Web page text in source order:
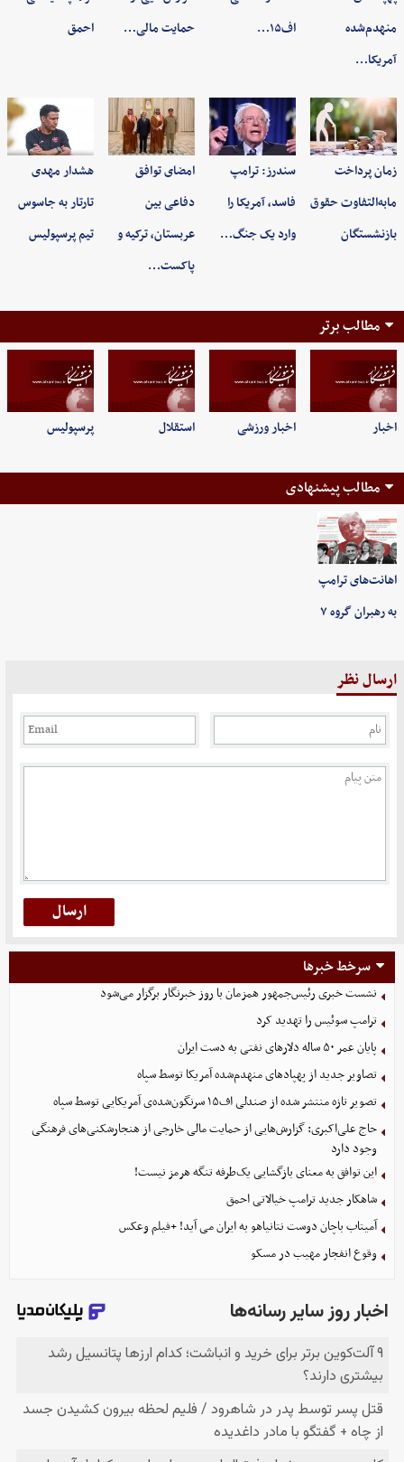
منهدم‌شده
آمریکا…
اف۱۵…
حمایت مالی…
احمق
زمان پرداخت
مابه‌التفاوت حقوق
بازنشستگان
سندرز: ترامپ
فاسد، آمریکا را
وارد یک جنگ…
امضای توافق
دفاعی بین
عربستان، ترکیه و
پاکست…
هشدار مهدی
تارتار به جاسوس
تیم پرسپولیس
مطالب برتر
اخبار اخبار ورزشی استقلال پرسپولیس
مطالب پیشنهادی
اهانت‌های ترامپ
به رهبران گروه ۷
ارسال نظر
سرخط خبرها
نشست خبری رئیس‌جمهور همزمان با روز خبرنگار برگزار می‌شود
ترامپ سوئیس را تهدید کرد
پایان عمر ۵۰ ساله دلارهای نفتی به دست ایران
تصاویر جدید از پهپادهای منهدم‌شده آمریکا توسط سپاه
تصویر تازه منتشر شده از صندلی اف۱۵ سرنگون‌شده‌ی آمریکایی توسط سپاه
حاج علی‌اکبری: گزارش‌هایی از حمایت مالی خارجی از هنجارشکنی‌های فرهنگی
وجود دارد
این توافق به معنای بازگشایی یک‌طرفه تنگه هرمز نیست!
شاهکار جدید ترامپ خیالاتی احمق
آمیتاب باچان دوست نتانیاهو به ایران می آید! +فیلم وعکس
وقوع انفجار مهیب در مسکو